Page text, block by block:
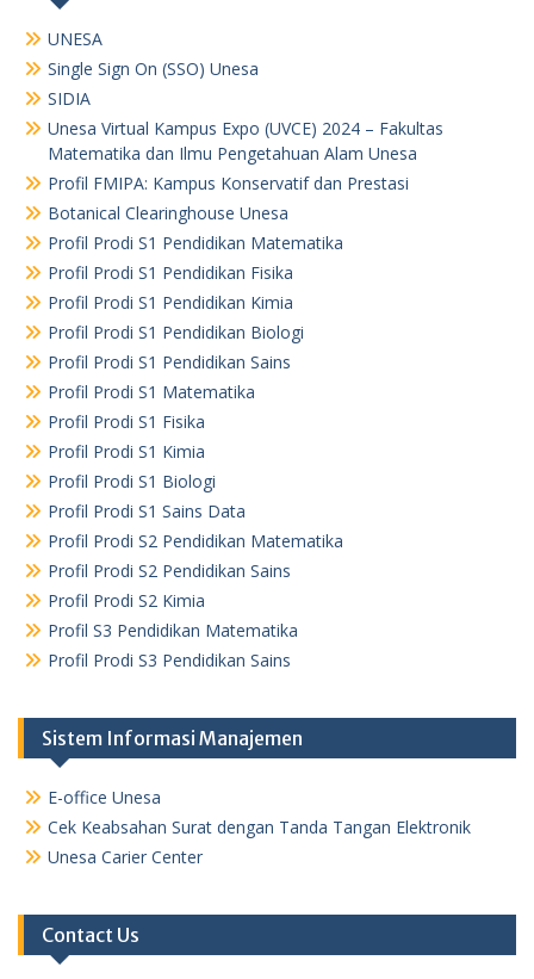
UNESA
Single Sign On (SSO) Unesa
SIDIA
Unesa Virtual Kampus Expo (UVCE) 2024 – Fakultas
Matematika dan Ilmu Pengetahuan Alam Unesa
Profil FMIPA: Kampus Konservatif dan Prestasi
Botanical Clearinghouse Unesa
Profil Prodi S1 Pendidikan Matematika
Profil Prodi S1 Pendidikan Fisika
Profil Prodi S1 Pendidikan Kimia
Profil Prodi S1 Pendidikan Biologi
Profil Prodi S1 Pendidikan Sains
Profil Prodi S1 Matematika
Profil Prodi S1 Fisika
Profil Prodi S1 Kimia
Profil Prodi S1 Biologi
Profil Prodi S1 Sains Data
Profil Prodi S2 Pendidikan Matematika
Profil Prodi S2 Pendidikan Sains
Profil Prodi S2 Kimia
Profil S3 Pendidikan Matematika
Profil Prodi S3 Pendidikan Sains
Sistem Informasi Manajemen
E-office Unesa
Cek Keabsahan Surat dengan Tanda Tangan Elektronik
Unesa Carier Center
Contact Us